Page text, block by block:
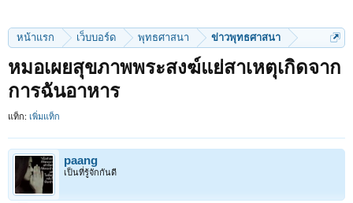
หน้าแรก เว็บบอร์ด พุทธศาสนา ข่าวพุทธศาสนา
หมอเผยสุขภาพพระสงฆ์แย่สาเหตุเกิดจาก
การฉันอาหาร
แท็ก: เพิ่มแท็ก
paang
เป็นที่รู้จักกันดี